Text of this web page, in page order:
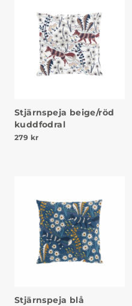
Stjärnspeja beige/röd
kuddfodral
279 kr
Stjärnspeja blå